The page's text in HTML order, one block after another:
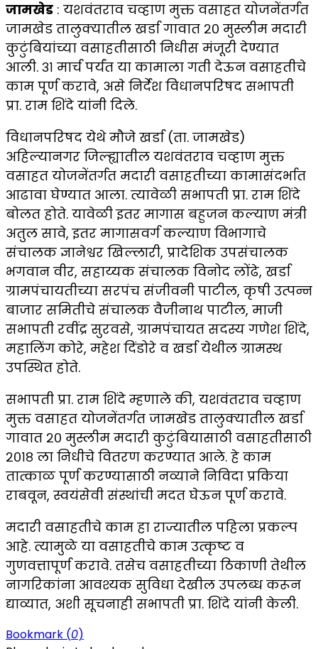
जामखेड : यशवंतराव चव्हाण मुक्त वसाहत योजनेंतर्गत
जामखेड तालुक्यातील खर्डा गावात २० मुस्लीम मदारी
कुटुंबियांच्या वसाहतीसाठी निधीस मंजूरी देण्यात
आली. ३१ मार्च पर्यंत या कामाला गती देऊन वसाहतीचे
काम पूर्ण करावे, असे निर्देश विधानपरिषद सभापती
प्रा. राम शिंदे यांनी दिले.
विधानपरिषद येथे मौजे खर्डा (ता. जामखेड)
अहिल्यानगर जिल्ह्यातील यशवंतराव चव्हाण मुक्त
वसाहत योजनेंतर्गत मदारी वसाहतीच्या कामासंदर्भात
आढावा घेण्यात आला. त्यावेळी सभापती प्रा. राम शिंदे
बोलत होते. यावेळी इतर मागास बहुजन कल्याण मंत्री
अतुल सावे, इतर मागासवर्ग कल्याण विभागाचे
संचालक ज्ञानेश्वर खिल्लारी, प्रादेशिक उपसंचालक
भगवान वीर, सहाय्यक संचालक विनोद लोंढे, खर्डा
ग्रामपंचायतीच्या सरपंच संजीवनी पाटील, कृषी उत्पन्न
बाजार समितीचे संचालक वैजीनाथ पाटील, माजी
सभापती रवींद्र सुरवसे, ग्रामपंचायत सदस्य गणेश शिंदे,
महालिंग कोरे, महेश दिंडोरे व खर्डा येथील ग्रामस्थ
उपस्थित होते.
सभापती प्रा. राम शिंदे म्हणाले की, यशवंतराव चव्हाण
मुक्त वसाहत योजनेंतर्गत जामखेड तालुक्यातील खर्डा
गावात २० मुस्लीम मदारी कुटुंबियासाठी वसाहतीसाठी
२०१८ ला निधीचे वितरण करण्यात आले. हे काम
तात्काळ पूर्ण करण्यासाठी नव्याने निविदा प्रकिया
राबवून, स्वयंसेवी संस्थांची मदत घेऊन पूर्ण करावे.
मदारी वसाहतीचे काम हा राज्यातील पहिला प्रकल्प
आहे. त्यामुळे या वसाहतीचे काम उत्कृष्ट व
गुणवत्तापूर्ण करावे. तसेच वसाहतीच्या ठिकाणी तेथील
नागरिकांना आवश्यक सुविधा देखील उपलब्ध करून
द्याव्यात, अशी सूचनाही सभापती प्रा. शिंदे यांनी केली.
Bookmark (0)